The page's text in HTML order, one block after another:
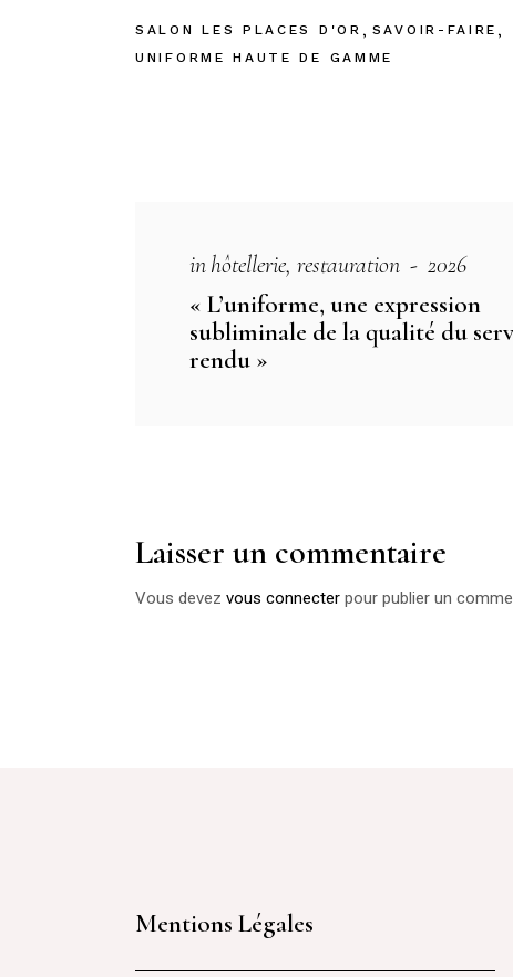
SALON LES PLACES D'OR
SAVOIR-FAIRE
UNIFORME HAUTE DE GAMME
inhôtellerie restauration 2026
« L’uniforme, une expression
subliminale de la qualité du
rendu »
Laisser un commentaire
Vous devez vous connecter pour publier un
Mentions Légales